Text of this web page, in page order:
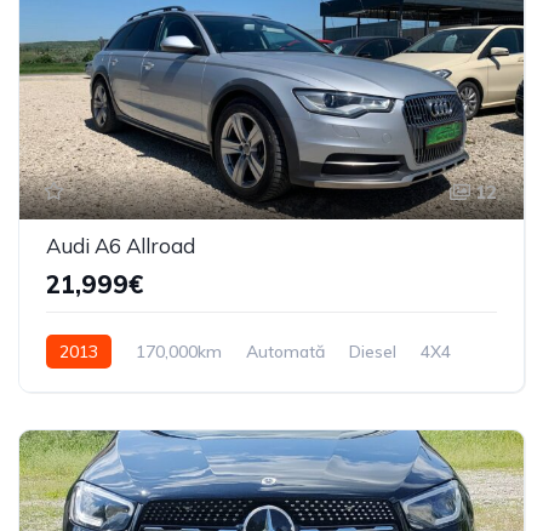
12
Audi A6 Allroad
21,999€
2013 170,000km Automată Diesel 4X4